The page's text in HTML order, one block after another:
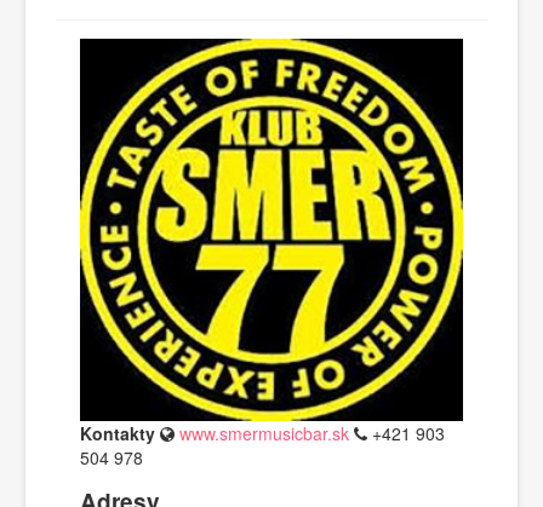
Kontakty www.smermusicbar.sk
+421 903
504 978